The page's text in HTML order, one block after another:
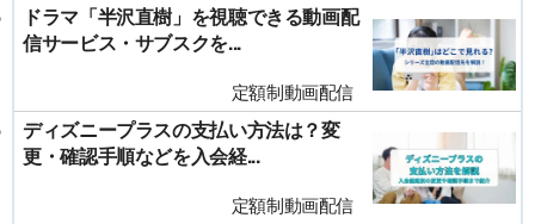
ドラマ「半沢直樹」を視聴できる動画配
信サービス・サブスクを...
定額制動画配信
ディズニープラスの支払い方法は？変
更・確認手順などを入会経...
定額制動画配信